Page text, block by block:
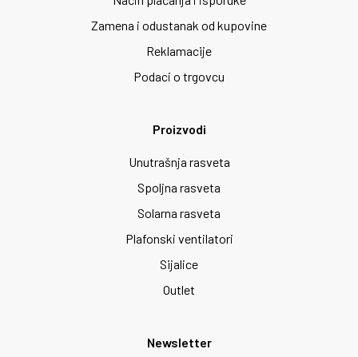
Zamena i odustanak od kupovine
Reklamacije
Podaci o trgovcu
Proizvodi
Unutrašnja rasveta
Spoljna rasveta
Solarna rasveta
Plafonski ventilatori
Sijalice
Outlet
Newsletter